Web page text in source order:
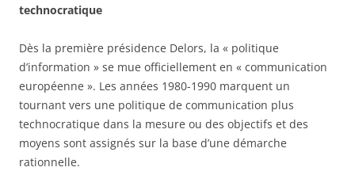
technocratique
Dès la première présidence Delors, la « politique
d’information » se mue officiellement en « communication
européenne ». Les années 1980-1990 marquent un
tournant vers une politique de communication plus
technocratique dans la mesure ou des objectifs et des
moyens sont assignés sur la base d’une démarche
rationnelle.